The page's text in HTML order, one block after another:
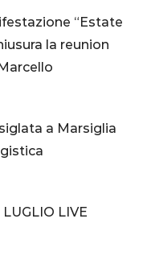
“Estate
la reunion
a Marsiglia
LUGLIO LIVE